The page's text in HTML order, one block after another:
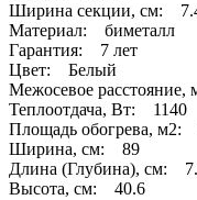
Ширина секции, см:
Материал: биметалл
Гарантия: 7 лет
Цвет: Белый
Межосевое
Теплоотдача, Вт: 1140
Площадь обогрева, м2:
Ширина, см: 89
Длина (Глубина), см:
Высота, см: 40.6